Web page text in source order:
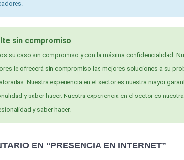
sin compromiso
su caso sin compromiso y con la máxima confidencialidad.
le ofrecerá sin compromiso las mejores soluciones a su
Nuestra experiencia en el sector es nuestra mayor
y saber hacer. Nuestra experiencia en el sector es
y saber hacer.
EN “PRESENCIA EN INTERNET”